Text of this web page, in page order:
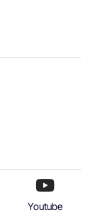
Youtube